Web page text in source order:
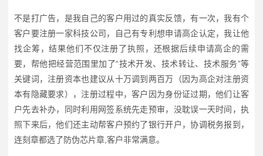
不是打广告，是我自己的客户用过的真实反馈，有一次，我有个
客户要注册一家科技公司，自己有专利想申请高企认定，我让他
找企筹，结果他们不仅注册了执照，还根据后续申请高企的需
要，帮他把经营范围里加了“技术开发、技术转让、技术服务”等
关键词，注册资本也建议从十万调到两百万（因为高企对注册资
本有隐藏要求），注册过程中，客户因为身份证过期，他们让客
户先去补办，同时利用网签系统先走预审，没耽误一天时间，执
照下来后，他们还主动帮客户预约了银行开户，协调税务报到，
连刻章都选了防伪芯片章,客户非常满意。